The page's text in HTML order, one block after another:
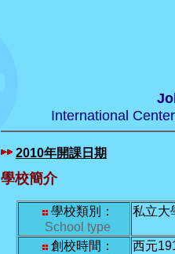
International
2010年開課日期
學校簡介
學校類別：
School type
私立大
創校時間：
西元